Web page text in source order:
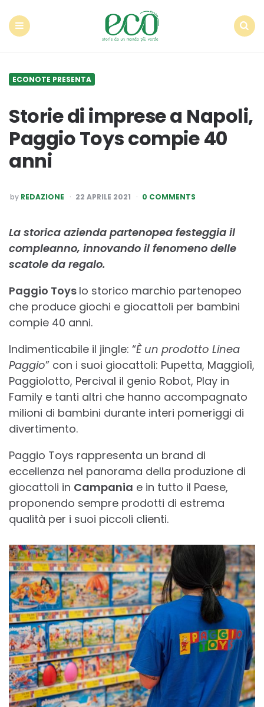
ECONOTE PRESENTA
Storie di imprese a Napoli,
Paggio Toys compie 40
anni
POSTED
BY
by REDAZIONE 22 APRILE 2021 0 COMMENTS
La storica azienda partenopea festeggia il
compleanno, innovando il fenomeno delle
scatole da regalo.
Paggio Toys lo storico marchio partenopeo
che produce giochi e giocattoli per bambini
compie 40 anni.
Indimenticabile il jingle: “È un prodotto Linea
Paggio” con i suoi giocattoli: Pupetta, Maggiolì,
Paggiolotto, Percival il genio Robot, Play in
Family e tanti altri che hanno accompagnato
milioni di bambini durante interi pomeriggi di
divertimento.
Paggio Toys rappresenta un brand di
eccellenza nel panorama della produzione di
giocattoli in Campania e in tutto il Paese,
proponendo sempre prodotti di estrema
qualità per i suoi piccoli clienti.